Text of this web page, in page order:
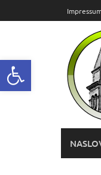
Open toolbar
do